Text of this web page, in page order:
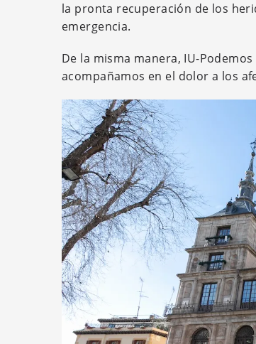
la pronta recuperación de los
emergencia.
De la misma manera, IU-
acompañamos en el dolor a los